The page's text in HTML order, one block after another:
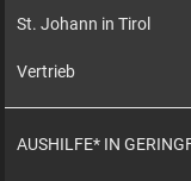
St. Johann in Tirol
Vertrieb
AUSHILFE* IN